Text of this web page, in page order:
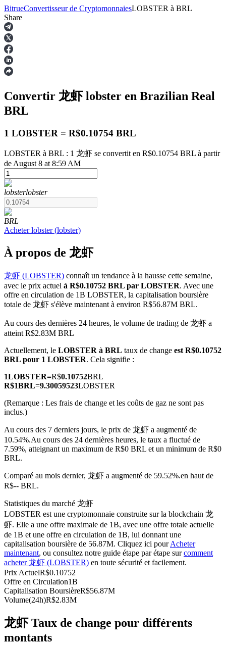
Contrats à terme
Futures USDT
Futures utilisant l'USDT comme garantie
Futures COIN-M
Contrats à terme sur crypto-monnaie
TradFi
Produits dérivés sur actions, forex, métaux précieux et matières
premières
Futures utilisant l'USDC comme garantie
Copie de Trading
Rejoignez les meilleurs traders
BitrueConvertisseur de CryptomonnaiesLOBSTER à BRL
Share
Convertir 龙虾lobster en Brazilian Real
BRL
1 LOBSTER = R$0.10754 BRL
LOBSTER à BRL : 1 龙虾 se convertit en R$0.10754 BRL à partir
de August 8 at 8:59 AM
lobsterlobster
BRL
Acheter lobster(lobster)
À propos de 龙虾
龙虾 (LOBSTER) connaît un tendance à la hausse cette semaine,
avec le prix actuel à R$0.10752 BRL par LOBSTER. Avec une
offre en circulation de 1B LOBSTER, la capitalisation boursière
totale de 龙虾 s'élève maintenant à environ R$56.87M BRL.
Au cours des dernières 24 heures, le volume de trading de 龙虾 a
atteint R$2.83M BRL
Actuellement, le LOBSTER à BRL taux de change est R$0.10752
BRL pour 1 LOBSTER. Cela signifie :
1LOBSTER=R$0.10752BRL
R$1BRL=9.30059523LOBSTER
(Remarque : Les frais de change et les coûts de gaz ne sont pas
inclus.)
Au cours des 7 derniers jours, le prix de 龙虾 a augmenté de
10.54%.Au cours des 24 dernières heures, le taux a fluctué de
7.59%, atteignant un maximum de R$0 BRL et un minimum de R$0
BRL.
Comparé au mois dernier, 龙虾 a augmenté de 59.52%.en haut de
R$-- BRL.
Statistiques du marché 龙虾
LOBSTER est une cryptomonnaie construite sur la blockchain 龙
虾. Elle a une offre maximale de 1B, avec une offre totale actuelle
de 1B et une offre en circulation de 1B, lui donnant une
capitalisation boursière de 56.87M. Cliquez ici pourAcheter
maintenant, ou consultez notre guide étape par étape surcomment
acheter 龙虾 (LOBSTER) en toute sécurité et facilement.
Prix ActuelR$0.10752
Offre en Circulation1B
Capitalisation BoursièreR$56.87M
Volume(24h)R$2.83M
龙虾 Taux de change pour différents
montants